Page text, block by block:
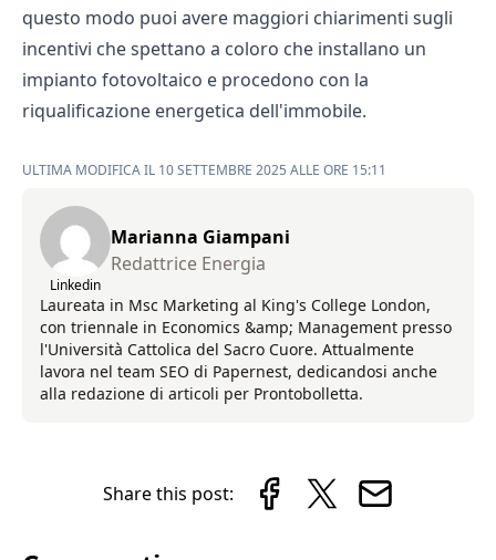
questo modo puoi avere maggiori chiarimenti sugli
incentivi che spettano a coloro che installano un
impianto fotovoltaico e procedono con la
riqualificazione energetica dell'immobile.
ULTIMA MODIFICA IL 10 SETTEMBRE 2025 ALLE ORE 15:11
Linkedin
Marianna Giampani
Redattrice Energia
Laureata in Msc Marketing al King's College London,
con triennale in Economics &amp; Management presso
l'Università Cattolica del Sacro Cuore. Attualmente
lavora nel team SEO di Papernest, dedicandosi anche
alla redazione di articoli per Prontobolletta.
Share this post: